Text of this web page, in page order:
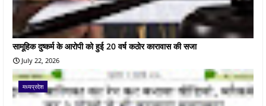
सामूहिक दुष्कर्म के आरोपी को हुई 20 वर्ष कठोर कारावास की सजा
July 22, 2026
मध्यप्रदेश